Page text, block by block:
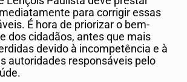
para corrigir essas
É hora de priorizar o bem-
dos cidadãos, antes que mais
devido à incompetência e à
autoridades responsáveis pelo